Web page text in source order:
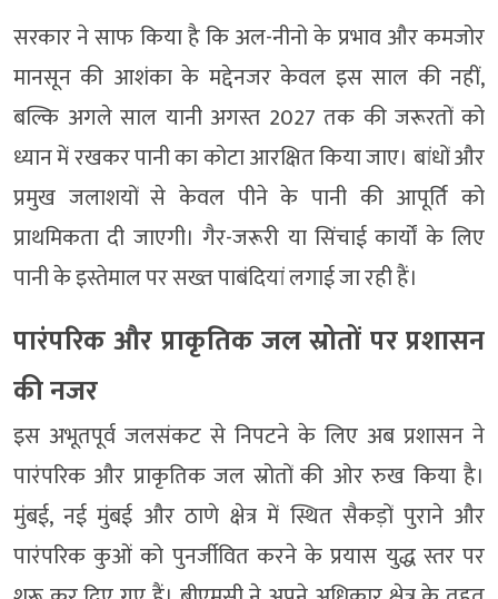
सरकार ने साफ किया है कि अल-नीनो के प्रभाव और कमजोर
मानसून की आशंका के मद्देनजर केवल इस साल की नहीं,
बल्कि अगले साल यानी अगस्त 2027 तक की जरूरतों को
ध्यान में रखकर पानी का कोटा आरक्षित किया जाए। बांधों और
प्रमुख जलाशयों से केवल पीने के पानी की आपूर्ति को
प्राथमिकता दी जाएगी। गैर-जरूरी या सिंचाई कार्यों के लिए
पानी के इस्तेमाल पर सख्त पाबंदियां लगाई जा रही हैं।
पारंपरिक और प्राकृतिक जल स्रोतों पर प्रशासन
की नजर
इस अभूतपूर्व जलसंकट से निपटने के लिए अब प्रशासन ने
पारंपरिक और प्राकृतिक जल स्रोतों की ओर रुख किया है।
मुंबई, नई मुंबई और ठाणे क्षेत्र में स्थित सैकड़ों पुराने और
पारंपरिक कुओं को पुनर्जीवित करने के प्रयास युद्ध स्तर पर